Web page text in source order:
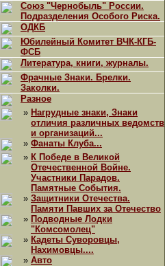
Союз "Чернобыль" России.
Подразделения Особого Риска.
ОДКБ
Юбилейный Комитет ВЧК-КГБ-
ФСБ
Литература, книги, журналы.
Фрачные Знаки. Брелки.
Заколки.
Разное
» Нагрудные знаки, Знаки
отличия различных ведомств
и организаций...
» Фанаты Клуба...
» К Победе в Великой
Отечественной Войне.
Участники Парадов.
Памятные События.
» Защитники Отечества.
Памяти Павших за Отечество
» Подводные Лодки
"Комсомолец"
» Кадеты Суворовцы,
Нахимовцы....
» Авто